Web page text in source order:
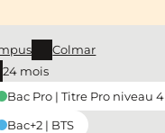
Colmar
24 mois
Bac Pro | Titre Pro niveau 4
Bac+2 | BTS